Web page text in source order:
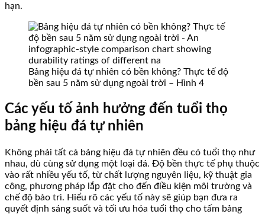
hạn.
Bảng hiệu đá tự nhiên có bền không? Thực tế độ
bền sau 5 năm sử dụng ngoài trời – Hình 4
Các yếu tố ảnh hưởng đến tuổi thọ
bảng hiệu đá tự nhiên
Không phải tất cả bảng hiệu đá tự nhiên đều có tuổi thọ như
nhau, dù cùng sử dụng một loại đá. Độ bền thực tế phụ thuộc
vào rất nhiều yếu tố, từ chất lượng nguyên liệu, kỹ thuật gia
công, phương pháp lắp đặt cho đến điều kiện môi trường và
chế độ bảo trì. Hiểu rõ các yếu tố này sẽ giúp bạn đưa ra
quyết định sáng suốt và tối ưu hóa tuổi thọ cho tấm bảng